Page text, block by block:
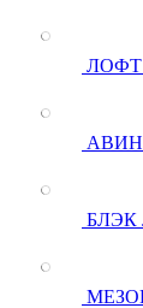
ЛОФТ
БЛЭК